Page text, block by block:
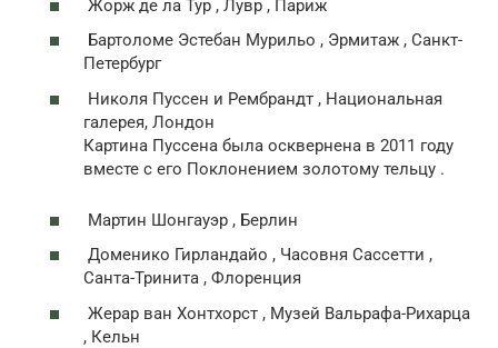
Жорж де ла Тур , Лувр , Париж
Бартоломе Эстебан Мурильо , Эрмитаж , Санкт-
Петербург
Николя Пуссен и Рембрандт , Национальная
галерея, Лондон
Картина Пуссена была осквернена в 2011 году
вместе с его Поклонением золотому тельцу .
Мартин Шонгауэр , Берлин
Доменико Гирландайо , Часовня Сассетти ,
Санта-Тринита , Флоренция
Жерар ван Хонтхорст , Музей Вальрафа-Рихарца
, Кельн